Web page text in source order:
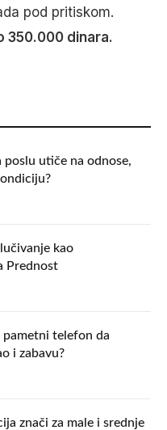
pod pritiskom.
350.000 dinara.
poslu utiče na odnose,
kao
Prednost
pametni telefon da
i zabavu?
znači za male i srednje